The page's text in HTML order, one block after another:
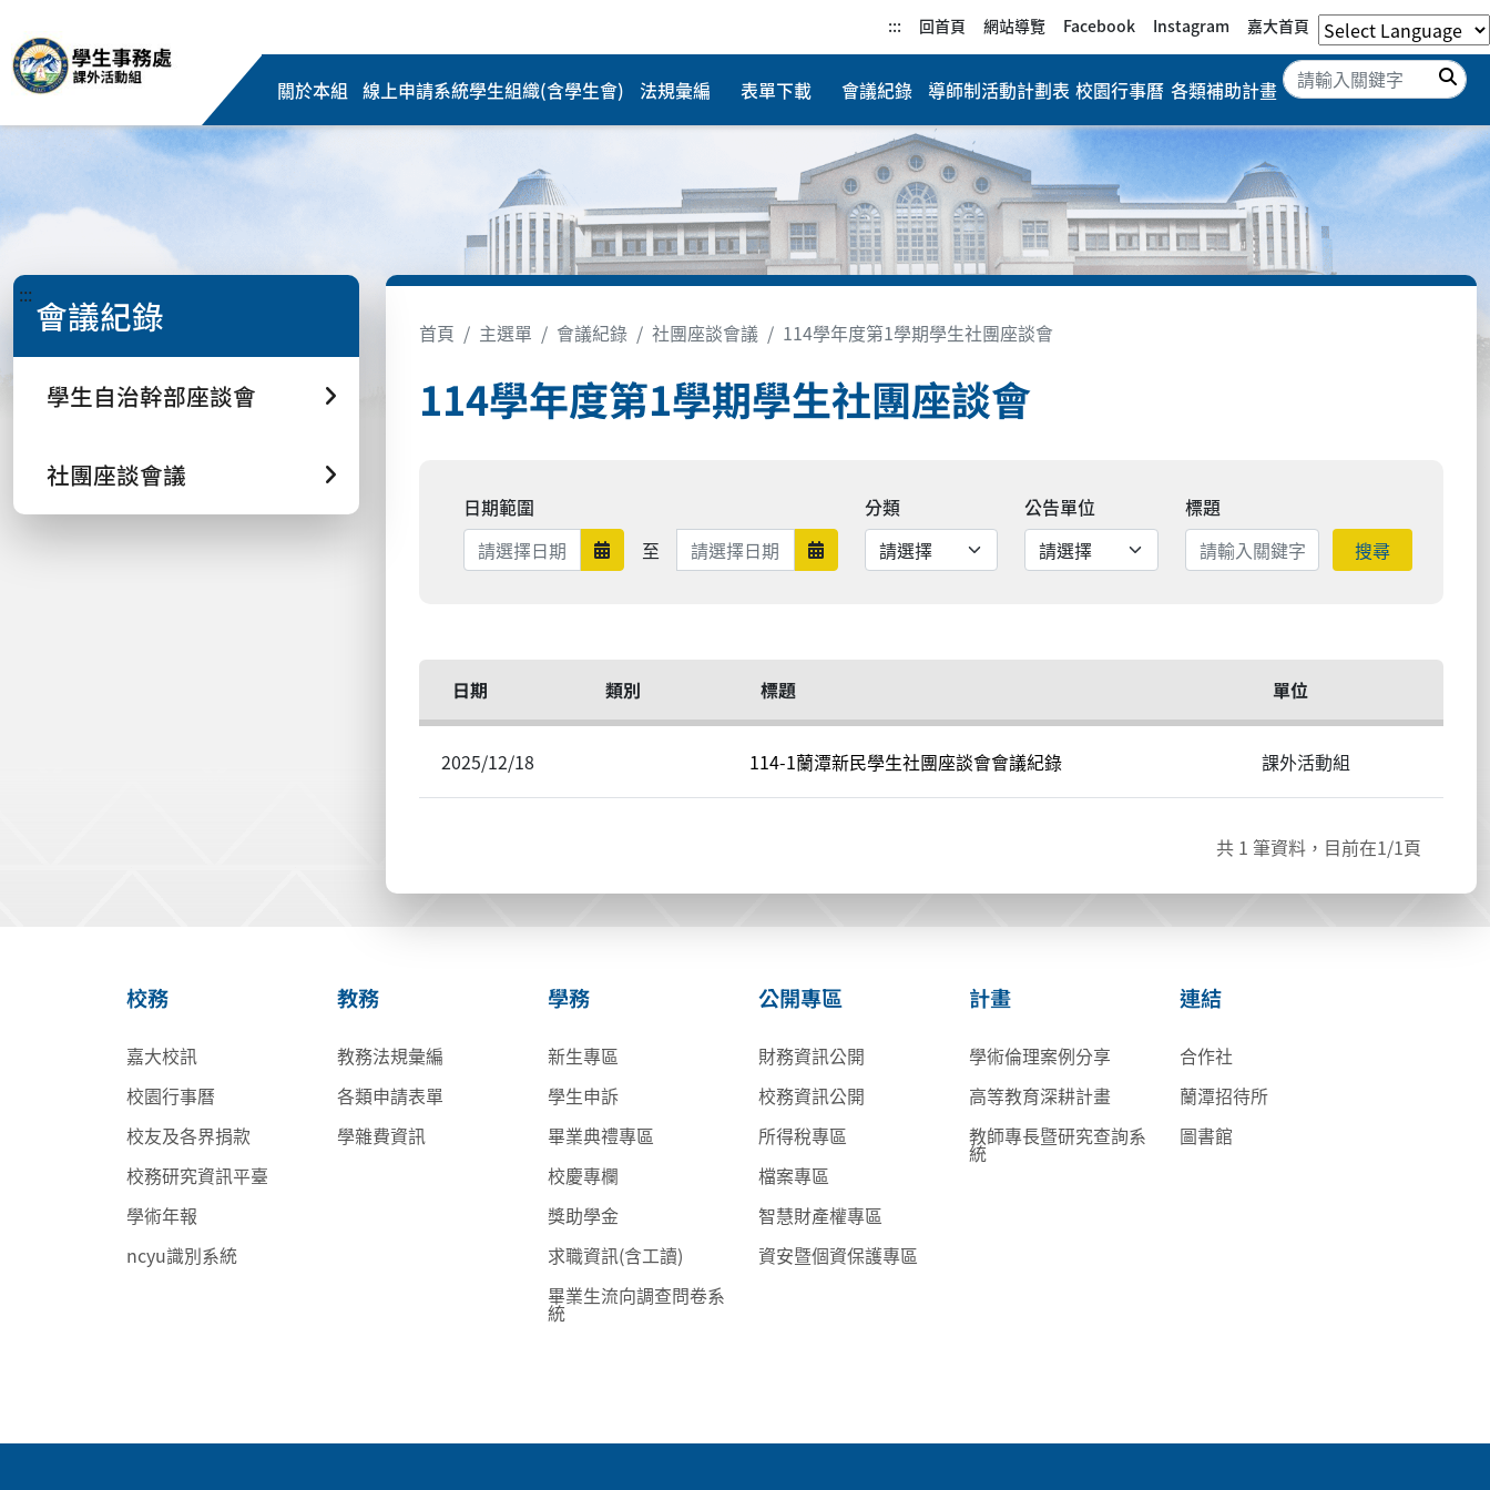
::: 回首頁 網站導覽 Facebook Instagram 嘉大首頁
關於本組 線上申請系統學生組織(含學生會) 法規彙編 表單下載 會議紀錄 導師制活動計劃表 校園行事曆 各類補助計畫
搜
::: 會議紀錄
學生自治幹部座談會
社團座談會議
首頁 主選單 會議紀錄 社團座談會議 114學年度第1學期學生社團座談會
114學年度第1學期學生社團座談會
日期範圍
日期範圍開始
至 日期範圍結束 日期範圍結束
分類 公告單位
標題
搜尋
日期 類別 標題 單位
2025/12/18 114-1蘭潭新民學生社團座談會會議紀錄 課外活動組
共 1 筆資料，目前在1/1頁
校務
嘉大校訊
校園行事曆
校友及各界捐款
校務研究資訊平臺
學術年報
ncyu識別系統
教務
教務法規彙編
各類申請表單
學雜費資訊
學務
新生專區
學生申訴
畢業典禮專區
校慶專欄
獎助學金
求職資訊(含工讀)
畢業生流向調查問卷系
統
公開專區
財務資訊公開
校務資訊公開
所得稅專區
檔案專區
智慧財產權專區
資安暨個資保護專區
計畫
學術倫理案例分享
高等教育深耕計畫
教師專長暨研究查詢系
統
連結
合作社
蘭潭招待所
圖書館